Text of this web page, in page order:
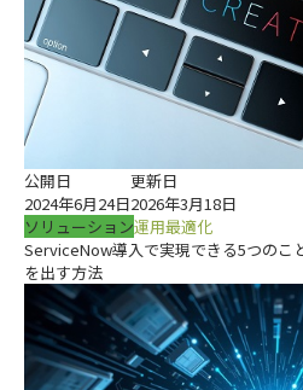
公開日
2024年6月24日
更新日
2026年3月18日
ソリューション運用最適化
ServiceNow導入で実現できる5つのこ
を出す方法